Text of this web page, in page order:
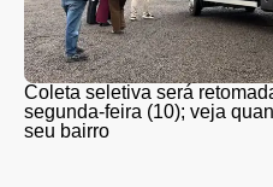
Coleta seletiva será
segunda-feira (10); veja
seu bairro